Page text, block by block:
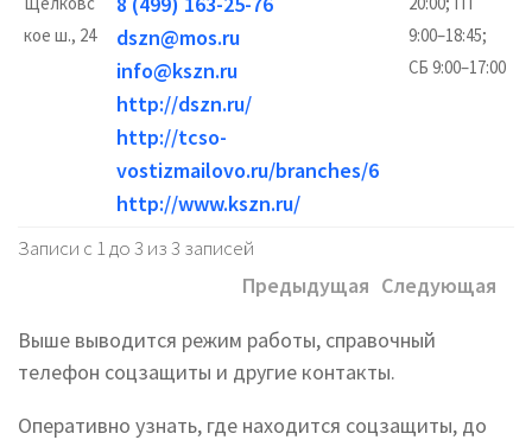
кое ш., 24
dszn@mos.ru
info@kszn.ru
http://dszn.ru/
http://tcso-
vostizmailovo.ru/branches/6
http://www.kszn.ru/
9:00–18:45;
СБ 9:00–17:00
Записи с 1 до 3 из 3 записей
Предыдущая Следующая
Выше выводится режим работы, справочный
телефон соцзащиты и другие контакты.
Оперативно узнать, где находится соцзащиты, до